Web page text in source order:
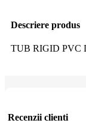
Descriere produs
TUB RIGID PVC
Recenzii clienti